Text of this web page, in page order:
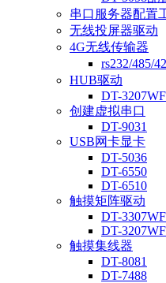
串口服务器配置
无线投屏器驱动
4G无线传输器
rs232/485/
HUB驱动
DT-3207WF
创建虚拟串口
DT-9031
USB网卡显卡
DT-5036
DT-6550
DT-6510
触摸矩阵驱动
DT-3307WF
DT-3207WF
触摸集线器
DT-8081
DT-7488